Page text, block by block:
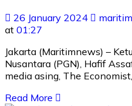
26 January 2024
at 01:27
Jakarta (Maritimnews) –
Nusantara (PGN), Hafif
media asing, The
Read More